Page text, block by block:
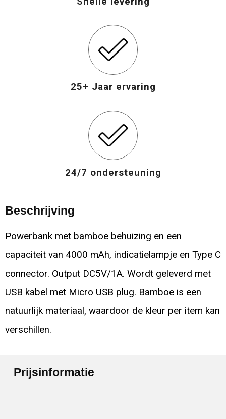
25+ Jaar ervaring
24/7 ondersteuning
Beschrijving
Powerbank met bamboe behuizing en een
capaciteit van 4000 mAh, indicatielampje en Type C
connector. Output DC5V/1A. Wordt geleverd met
USB kabel met Micro USB plug. Bamboe is een
natuurlijk materiaal, waardoor de kleur per item kan
verschillen.
Prijsinformatie